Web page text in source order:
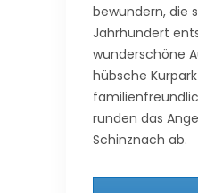
bewundern, die
Jahrhundert
wunderschöne
hübsche
runden das
Schinznach ab.